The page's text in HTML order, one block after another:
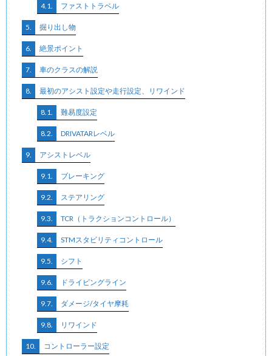
4.1. ファストトラベル
5. 掘り出し物
6. 絶景ポイント
7. 車のクラスの解説
8. 最初のアシスト設定や走行設定、リワインド
8.1. 難易度設定
8.2. DRIVATARレベル
9. アシストレベル
9.1. ブレーキング
9.2. ステアリング
9.3. TCR（トラクションコントロール）
9.4. STMスタビリティコントロール
9.5. シフト
9.6. ドライビングライン
9.7. ダメージ/タイヤ摩耗
9.8. リワインド
10. コントローラー設定